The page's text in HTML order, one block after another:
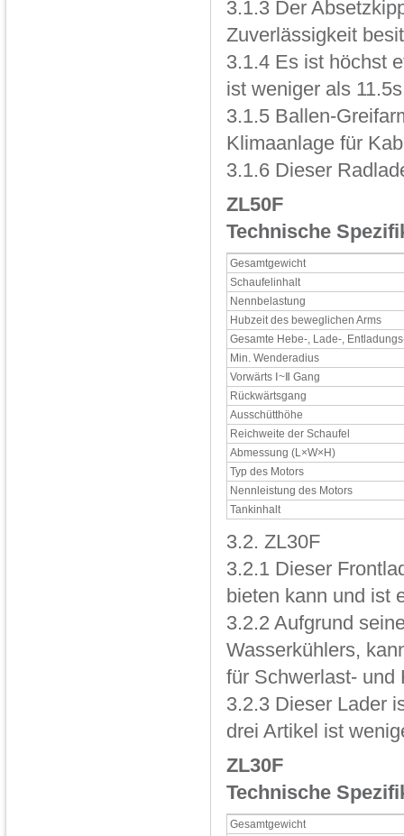
3.1.3 Der
Zuverlässigkeit
3.1.4 Es ist höchst
ist weniger als
3.1.5 Ballen-
Klimaanlage für
3.1.6 Dieser
ZL50F
Technische
Gesamtgewicht
Schaufelinhalt
Nennbelastung
Hubzeit des beweglichen Arms
Gesamte Hebe-, Lade-,
Min. Wenderadius
Vorwärts Ⅰ~Ⅱ Gang
Rückwärtsgang
Ausschütthöhe
Reichweite der Schaufel
Abmessung (L×W×H)
Typ des Motors
Nennleistung des Motors
Tankinhalt
3.2. ZL30F
3.2.1 Dieser
bieten kann und ist
3.2.2 Aufgrund
Wasserkühlers,
für Schwerlast- und
3.2.3 Dieser Lader
drei Artikel ist
ZL30F
Technische
Gesamtgewicht